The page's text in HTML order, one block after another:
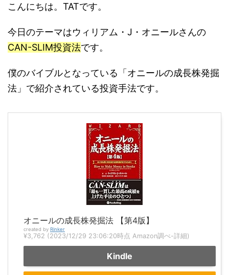
こんにちは。TATです。
今日のテーマはウィリアム・J・オニールさんの
CAN-SLIM投資法です。
僕のバイブルとなっている「オニールの成長株発掘
法」で紹介されている投資手法です。
オニールの成長株発掘法 【第4版】
created by Rinker
¥3,762 (2023/12/29 23:06:20時点 Amazon調べ-詳細)
Kindle